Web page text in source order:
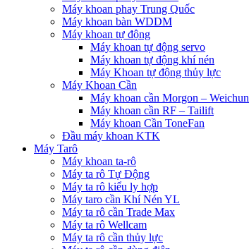
Máy khoan phay Trung Quốc
Máy khoan bàn WDDM
Máy khoan tự động
Máy khoan tự động servo
Máy khoan tự động khí nén
Máy Khoan tự động thủy lực
Máy Khoan Cần
Máy khoan cần Morgon – Weichun
Máy khoan cần RF – Tailift
Máy khoan Cần ToneFan
Đầu máy khoan KTK
Máy Tarô
Máy khoan ta-rô
Máy ta rô Tự Động
Máy ta rô kiểu ly hợp
Máy taro cần Khí Nén YL
Máy ta rô cần Trade Max
Máy ta rô Wellcam
Máy ta rô cần thủy lực